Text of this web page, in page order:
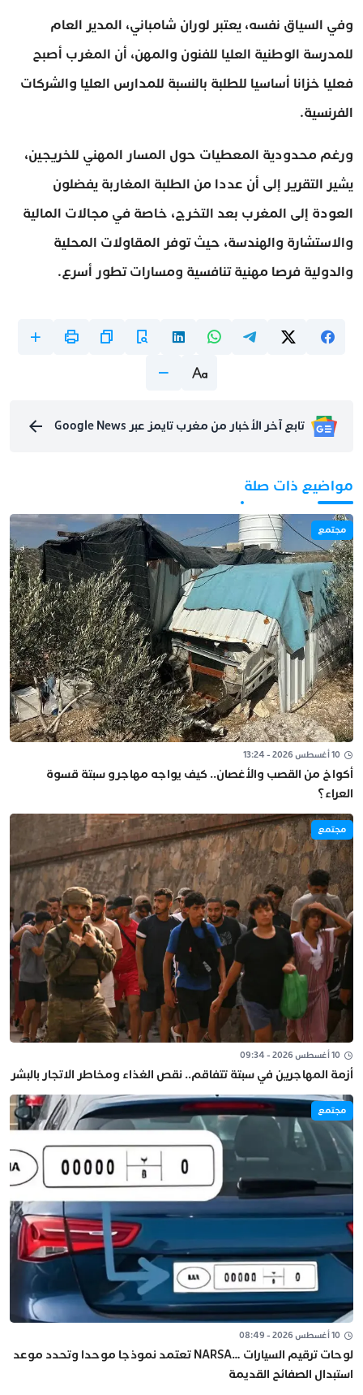
وفي السياق نفسه، يعتبر لوران شامباني، المدير العام
للمدرسة الوطنية العليا للفنون والمهن، أن المغرب أصبح
فعليا خزانا أساسيا للطلبة بالنسبة للمدارس العليا والشركات
الفرنسية.
ورغم محدودية المعطيات حول المسار المهني للخريجين،
يشير التقرير إلى أن عددا من الطلبة المغاربة يفضلون
العودة إلى المغرب بعد التخرج، خاصة في مجالات المالية
والاستشارة والهندسة، حيث توفر المقاولات المحلية
والدولية فرصا مهنية تنافسية ومسارات تطور أسرع.
تابع آخر الأخبار من مغرب تايمز عبر Google News
مواضيع ذات صلة
مجتمع
10 أغسطس 2026 - 13:24
أكواخ من القصب والأغصان.. كيف يواجه مهاجرو سبتة قسوة
العراء؟
مجتمع
10 أغسطس 2026 - 09:34
أزمة المهاجرين في سبتة تتفاقم.. نقص الغذاء ومخاطر الاتجار بالبشر
مجتمع
10 أغسطس 2026 - 08:49
لوحات ترقيم السيارات …NARSA تعتمد نموذجا موحدا وتحدد موعد
استبدال الصفائح القديمة